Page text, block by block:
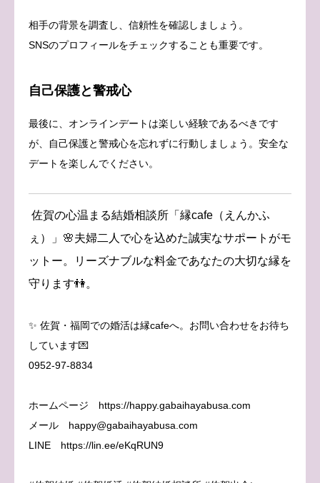
相手の背景を調査し、信頼性を確認しましょう。
SNSのプロフィールをチェックすることも重要です。
自己保護と警戒心
最後に、オンラインデートは楽しい経験であるべきです
が、自己保護と警戒心を忘れずに行動しましょう。安全な
デートを楽しんでください。
佐賀の心温まる結婚相談所「縁cafe（えんかふ
ぇ）」🌸夫婦二人で心を込めた誠実なサポートがモ
ットー。リーズナブルな料金であなたの大切な縁を
守ります👫。
✨ 佐賀・福岡での婚活は縁cafeへ。お問い合わせをお待ち
しています💌
0952-97-8834
ホームページ https://happy.gabaihayabusa.com
メール happy@gabaihayabusa.com
LINE https://lin.ee/eKqRUN9